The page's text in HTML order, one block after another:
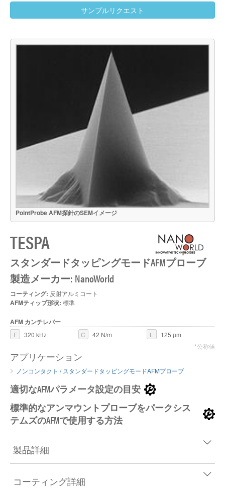
サンプルリクエスト
PointProbe AFM探針のSEMイメージ
TESPA
スタンダードタッピングモードAFMプローブ
製造メーカー: NanoWorld
コーティング: 反射アルミコート
AFMティップ形状: 標準
AFM カンチレバー
F 320 kHz C 42 N/m L
125 µm
*公称値
アプリケーション
ノンコンタクト / スタンダードタッピングモードAFMプローブ
適切なAFMパラメータ設定の目安
標準的なアンマウントプローブをパークシス
テムズのAFMで使用する方法
製品詳細
コーティング詳細